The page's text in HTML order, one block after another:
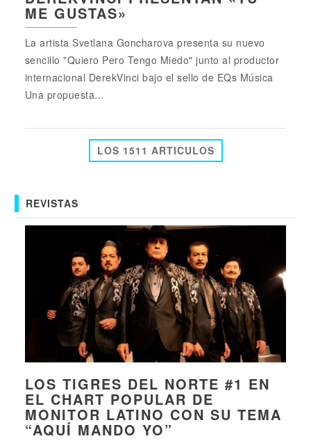
ME GUSTAS»
La artista Svetlana Goncharova presenta su nuevo
sencillo "Quiero Pero Tengo Miedo" junto al productor
internacional DerekVinci bajo el sello de EQs Música
Una propuesta...
LOS 1511 ARTICULOS
REVISTAS
LOS TIGRES DEL NORTE #1 EN
EL CHART POPULAR DE
MONITOR LATINO CON SU TEMA
“AQUÍ MANDO YO”